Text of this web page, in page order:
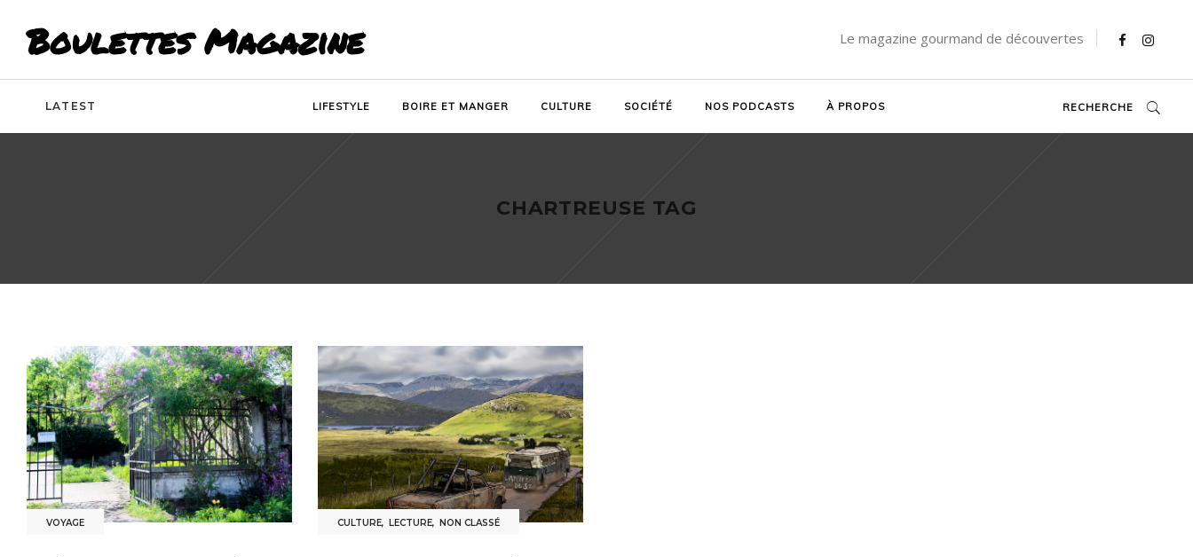
Boulettes Magazine Le magazine gourmand de découvertes
LATEST LIFESTYLE BOIRE ET MANGER CULTURE SOCIÉTÉ NOS PODCASTS À PROPOS RECHERCHE
CHARTREUSE TAG
VOYAGE CULTURE, LECTURE, NON CLASSÉ